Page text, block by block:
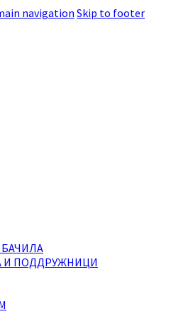
navigationSkip to footer
И ПОДДРУЖНИЦИ